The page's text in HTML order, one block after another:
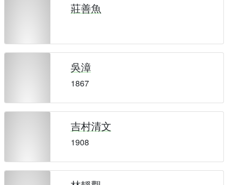
莊善魚
吳漳
1867
吉村清文
1908